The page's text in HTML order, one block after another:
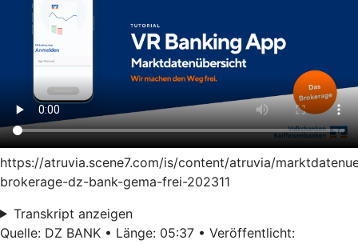
https://atruvia.scene7.com/is/content/atruvia/
brokerage-dz-bank-gema-frei-202311
Transkript anzeigen
Quelle: DZ BANK • Länge: 05:37 • Veröffentlicht: